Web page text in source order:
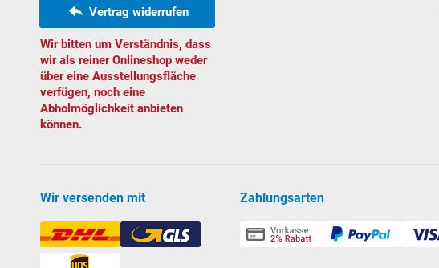
Vertrag widerrufen
Wir bitten um Verständnis, dass
wir als reiner Onlineshop weder
über eine Ausstellungsfläche
verfügen, noch eine
Abholmöglichkeit anbieten
können.
Wir versenden mit Zahlungsarten